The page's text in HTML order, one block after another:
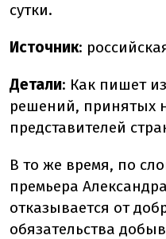
сутки.
Источник:
Детали: Как пишет
решений, принятых
представителей
В то же время, по
премьера
отказывается от
обязательства